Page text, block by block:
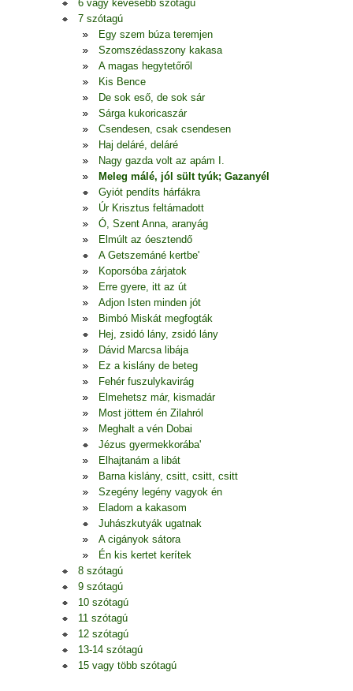
6 vagy kevesebb szótagú
7 szótagú
Egy szem búza teremjen
Szomszédasszony kakasa
A magas hegytetőről
Kis Bence
De sok eső, de sok sár
Sárga kukoricaszár
Csendesen, csak csendesen
Haj deláré, deláré
Nagy gazda volt az apám I.
Meleg málé, jól sült tyúk; Gazanyél
Gyiót pendíts hárfákra
Úr Krisztus feltámadott
Ó, Szent Anna, aranyág
Elmúlt az óesztendő
A Getszemáné kertbe'
Koporsóba zárjatok
Erre gyere, itt az út
Adjon Isten minden jót
Bimbó Miskát megfogták
Hej, zsidó lány, zsidó lány
Dávid Marcsa libája
Ez a kislány de beteg
Fehér fuszulykavirág
Elmehetsz már, kismadár
Most jöttem én Zilahról
Meghalt a vén Dobai
Jézus gyermekkorába'
Elhajtanám a libát
Barna kislány, csitt, csitt, csitt
Szegény legény vagyok én
Eladom a kakasom
Juhászkutyák ugatnak
A cigányok sátora
Én kis kertet kerítek
8 szótagú
9 szótagú
10 szótagú
11 szótagú
12 szótagú
13-14 szótagú
15 vagy több szótagú